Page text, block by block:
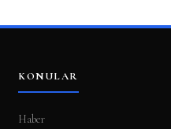
KONULAR
Haber